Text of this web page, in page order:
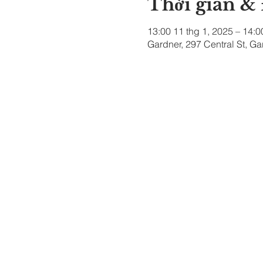
Thời gian &
13:00 11 thg 1, 2025 –
Gardner, 297 Central St,